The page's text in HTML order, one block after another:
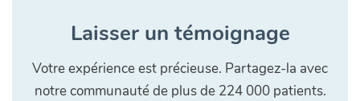
Laisser un témoignage
Votre expérience est précieuse. Partagez-la avec
notre communauté de plus de 224 000 patients.